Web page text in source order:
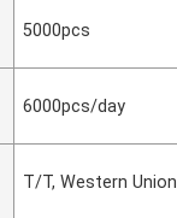
5000pcs
6000pcs/day
T/T, Western Union